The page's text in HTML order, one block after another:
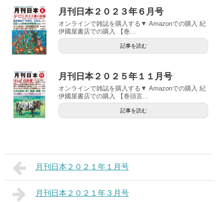
月刊日本２０２３年６月号
オンラインで雑誌を購入する▼ Amazonでの購入 紀
伊國屋書店での購入 【巻...
記事を読む
月刊日本２０２５年１１月号
オンラインで雑誌を購入する▼ Amazonでの購入 紀
伊國屋書店での購入 【巻頭言...
記事を読む
月刊日本２０２１年１月号
月刊日本２０２１年３月号